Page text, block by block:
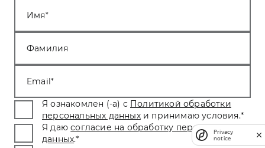
Имя
Фамилия
Email
Я ознакомлен (-а) с Политикой обработки
персональных данных и принимаю условия.*
Я даю согласие на обработку персональных
данных.*
Privacy
notice